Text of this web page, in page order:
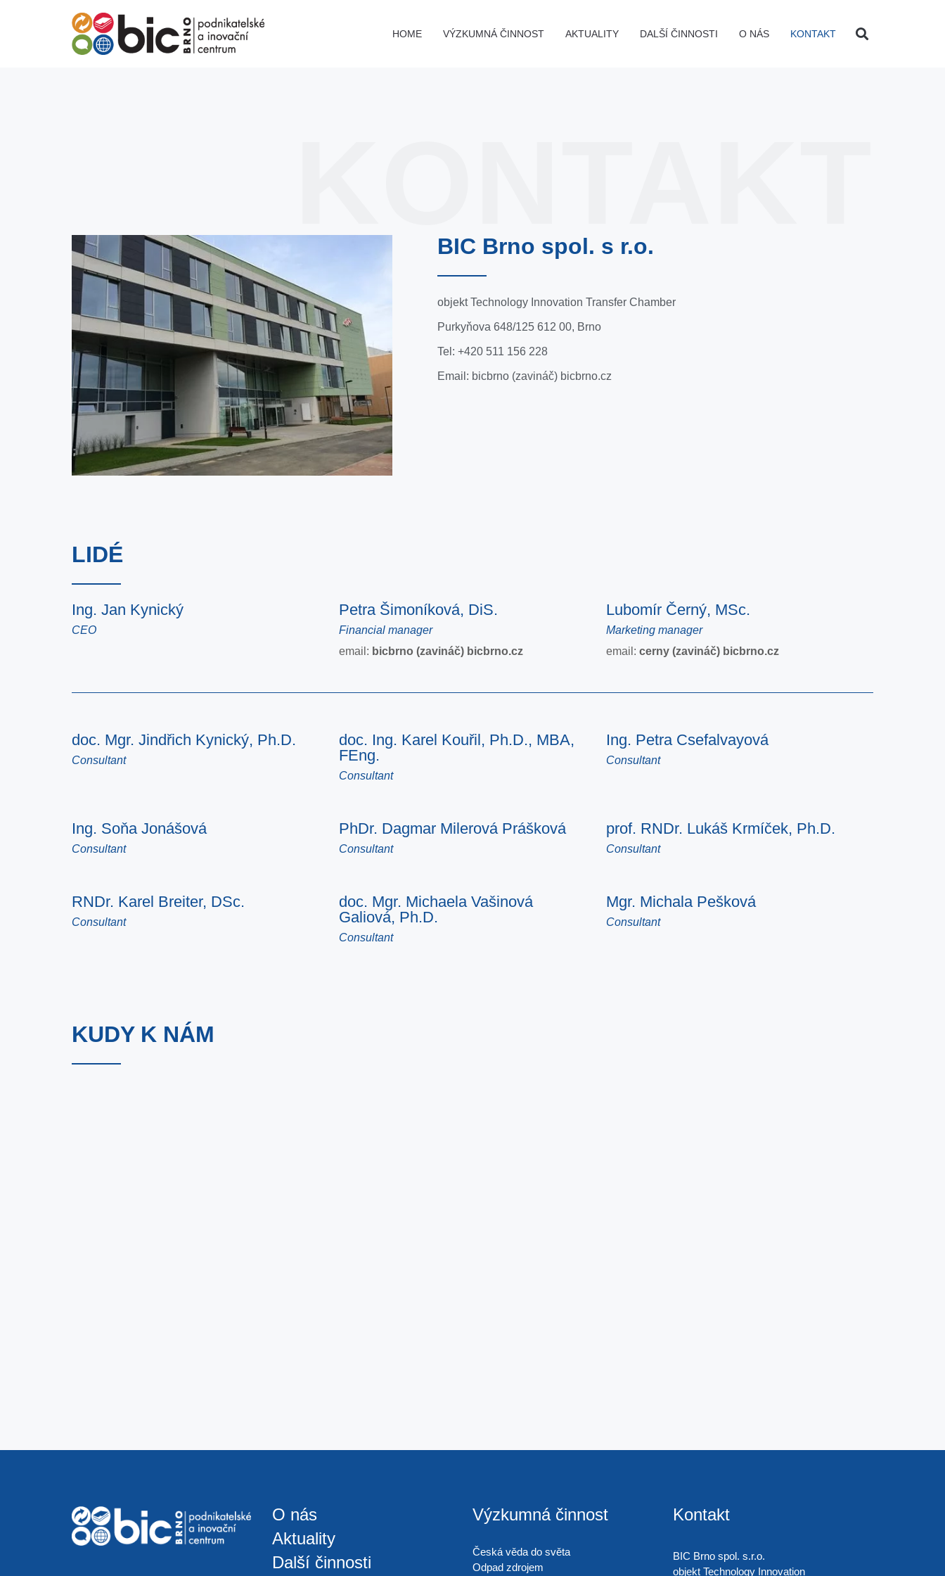
HOME VÝZKUMNÁ ČINNOST AKTUALITY DALŠÍ ČINNOSTI O NÁS KONTAKT
BIC Brno spol. s r.o.
objekt Technology Innovation Transfer Chamber
Purkyňova 648/125 612 00, Brno
Tel: +420 511 156 228
Email: bicbrno (zavináč) bicbrno.cz
LIDÉ
Ing. Jan Kynický
CEO
Petra Šimoníková, DiS.
Financial manager
email: bicbrno (zavináč) bicbrno.cz
Lubomír Černý, MSc.
Marketing manager
email: cerny (zavináč) bicbrno.cz
doc. Mgr. Jindřich Kynický, Ph.D.
Consultant
doc. Ing. Karel Kouřil, Ph.D., MBA,
FEng.
Consultant
Ing. Petra Csefalvayová
Consultant
Ing. Soňa Jonášová
Consultant
PhDr. Dagmar Milerová Prášková
Consultant
prof. RNDr. Lukáš Krmíček, Ph.D.
Consultant
RNDr. Karel Breiter, DSc.
Consultant
doc. Mgr. Michaela Vašinová
Galiová, Ph.D.
Consultant
Mgr. Michala Pešková
Consultant
KUDY K NÁM
O nás
Aktuality
Další činnosti
Výzkumná činnost
Česká věda do světa
Odpad zdrojem
Kontakt
BIC Brno spol. s.r.o.
objekt Technology Innovation